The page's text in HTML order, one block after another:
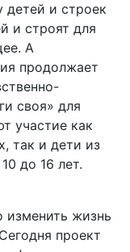
детей и строек
и строят для
А
продолжает
своя» для
участие как
так и дети из
до 16 лет.
изменить жизнь
проект